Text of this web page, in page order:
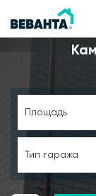
Площадь
Тип гаража